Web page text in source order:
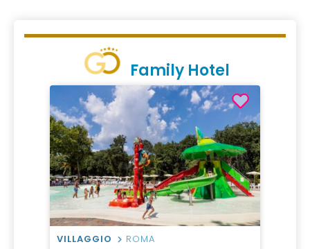
Family Hotel
VILLAGGIO ROMA